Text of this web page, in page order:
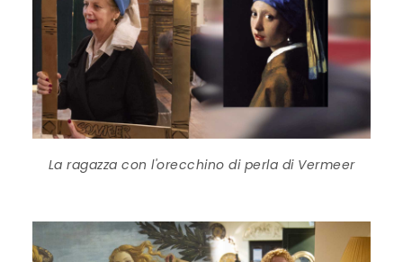
La ragazza con l'orecchino di perla di Vermeer